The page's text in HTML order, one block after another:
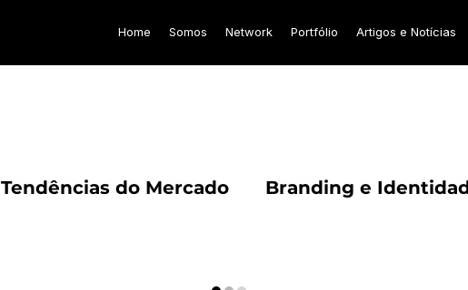
Home Somos Network Portfólio Artigos e Notícias
Tendências do Mercado Branding e